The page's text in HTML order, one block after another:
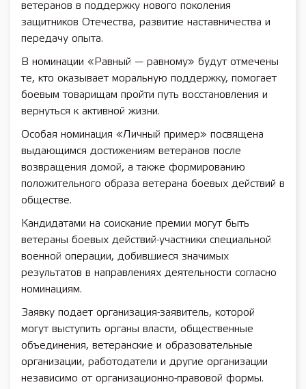
ветеранов в поддержку нового поколения
защитников Отечества, развитие наставничества и
передачу опыта.
В номинации «Равный — равному» будут отмечены
те, кто оказывает моральную поддержку, помогает
боевым товарищам пройти путь восстановления и
вернуться к активной жизни.
Особая номинация «Личный пример» посвящена
выдающимся достижениям ветеранов после
возвращения домой, а также формированию
положительного образа ветерана боевых действий в
обществе.
Кандидатами на соискание премии могут быть
ветераны боевых действий-участники специальной
военной операции, добившиеся значимых
результатов в направлениях деятельности согласно
номинациям.
Заявку подает организация-заявитель, которой
могут выступить органы власти, общественные
объединения, ветеранские и образовательные
организации, работодатели и другие организации
независимо от организационно-правовой формы.